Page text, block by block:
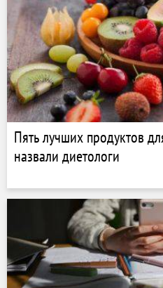
Пять лучших продуктов
назвали диетологи